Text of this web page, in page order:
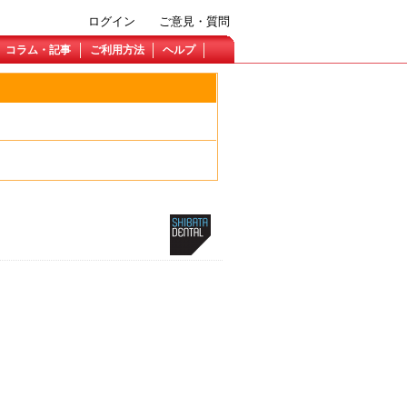
ご意見・質問
ログイン
コラム・記事 ご利用方法 ヘルプ